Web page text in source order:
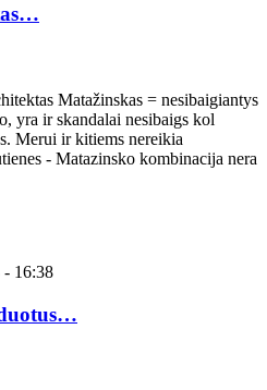
Matažinskas = nesibaigiantys
yra ir skandalai nesibaigs kol
Merui ir kitiems nereikia
- Matazinsko kombinacija nera
- 16:38